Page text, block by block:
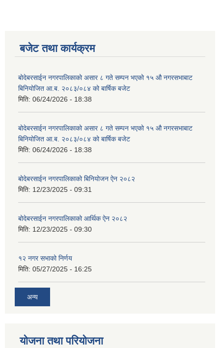
बजेट तथा कार्यक्रम
बोदेबरसाईन नगरपालिकाको असार ८ गते सम्पन भएको १५ ‍‍‍औ नगरसभाबाट
बिनियोजित आ.ब. २०८३/०८४ को बार्षिक बजेट
मिति: 06/24/2026 - 18:38
बोदेबरसाईन नगरपालिकाको असार ८ गते सम्पन भएको १५ ‍‍‍औ नगरसभाबाट
बिनियोजित आ.ब. २०८३/०८४ को बार्षिक बजेट
मिति: 06/24/2026 - 18:38
बोदेबरसाईन नगरपालिकाको बिनियोजन ऐन २०८२
मिति: 12/23/2025 - 09:31
बोदेबरसाईन नगरपालिकाको आर्थिक ऐन २०८२
मिति: 12/23/2025 - 09:30
१२ नगर सभाको निर्णय
मिति: 05/27/2025 - 16:25
अन्य
योजना तथा परियोजना